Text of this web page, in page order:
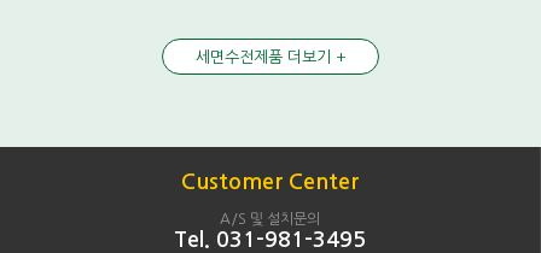
세면수전제품 더보기 +
Customer Center
A/S 및 설치문의
Tel. 031-981-3495